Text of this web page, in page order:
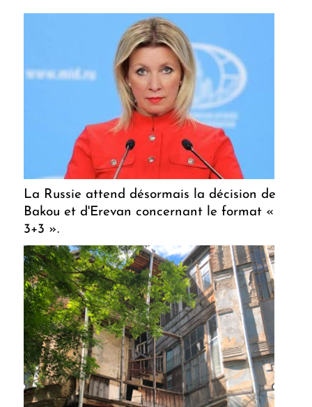
La Russie attend désormais la décision de
Bakou et d'Erevan concernant le format «
3+3 ».